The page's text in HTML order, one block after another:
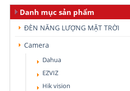
Danh mục sản phẩm
ĐÈN NĂNG LƯỢNG MẶT TRỜI
Camera
Dahua
EZVIZ
Hik vision